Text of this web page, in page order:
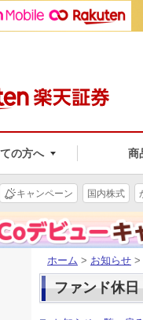
の方へ 商
キャンペーン 国内株式
ホーム > お知らせ >
ファンド休